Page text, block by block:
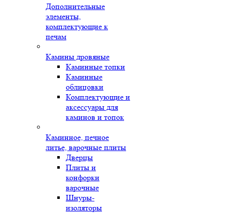
Дополнительные
элементы,
комплектующие к
печам
Камины дровяные
Каминные топки
Каминные
облицовки
Комплектующие и
аксессуары для
каминов и топок
Каминное, печное
литье, варочные плиты
Дверцы
Плиты и
конфорки
варочные
Шнуры-
изоляторы